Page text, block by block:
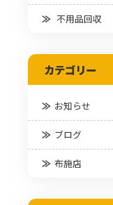
不用品回収
カテゴリー
お知らせ
ブログ
布施店